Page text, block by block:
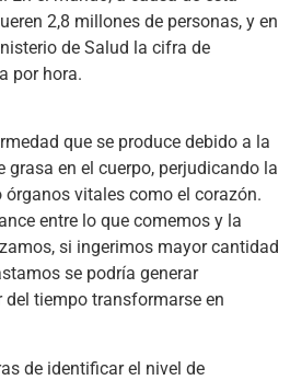
2,8 millones de personas, y en
de Salud la cifra de
por hora.
que se produce debido a la
grasa en el cuerpo, perjudicando la
vitales como el corazón.
entre lo que comemos y la
si ingerimos mayor cantidad
se podría generar
del tiempo transformarse en
de identificar el nivel de